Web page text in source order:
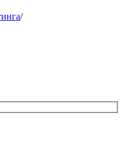
/